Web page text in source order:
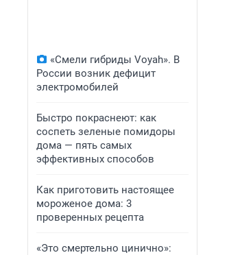
«Смели гибриды Voyah». В
России возник дефицит
электромобилей
Быстро покраснеют: как
соспеть зеленые помидоры
дома — пять самых
эффективных способов
Как приготовить настоящее
мороженое дома: 3
проверенных рецепта
«Это смертельно цинично»: